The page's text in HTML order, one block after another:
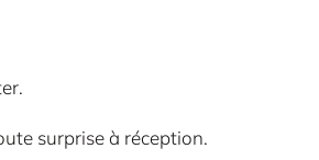
surprise à réception.